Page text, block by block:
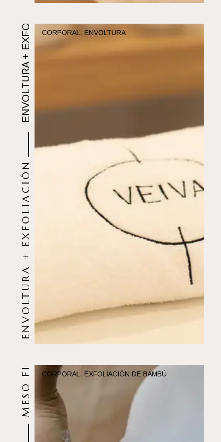
CORPORAL ENVOLTURA
ENVOLTURA + EXFOLIACIÓN
ENVOLTURA + EXFOLIACIÓN
CORPORAL EXFOLIACIÓN DE BAMBÚ
MESO FIT
MESO FIT
MESO FIT